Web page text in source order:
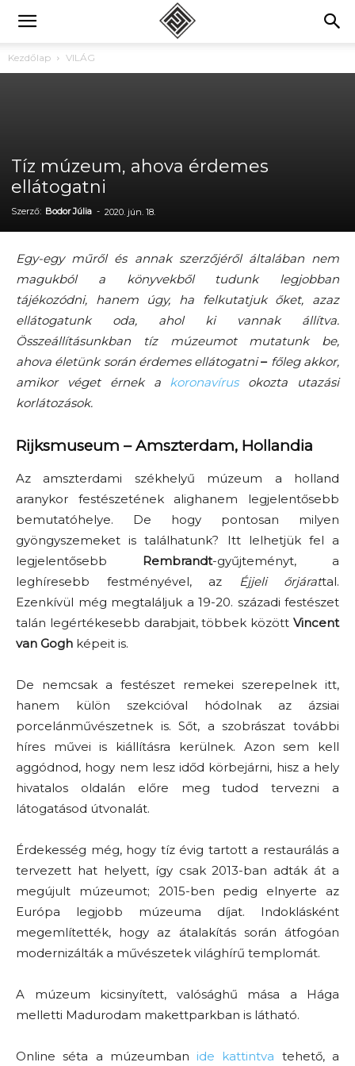
Kezdőlap VILÁG
Tíz múzeum, ahova érdemes
ellátogatni
Szerző: Bodor Júlia - 2020. jún. 18.
Egy-egy műről és annak szerzőjéről általában nem
magukból a könyvekből tudunk legjobban
tájékozódni, hanem úgy, ha felkutatjuk őket, azaz
ellátogatunk oda, ahol ki vannak állítva.
Összeállításunkban tíz múzeumot mutatunk be,
ahova életünk során érdemes ellátogatni – főleg akkor,
amikor véget érnek a koronavírusokozta utazási
korlátozások.
Rijksmuseum – Amszterdam, Hollandia
Az amszterdami székhelyű múzeum a holland
aranykor festészetének alighanem legjelentősebb
bemutatóhelye. De hogy pontosan milyen
gyöngyszemeket is találhatunk? Itt lelhetjük fel a
legjelentősebb Rembrandt-gyűjteményt, a
leghíresebb festményével, az Éjjeli őrjárattal.
Ezenkívül még megtaláljuk a 19-20. századi festészet
talán legértékesebb darabjait, többek között Vincent
van Gogh képeit is.
De nemcsak a festészet remekei szerepelnek itt,
hanem külön szekcióval hódolnak az ázsiai
porcelánművészetnek is. Sőt, a szobrászat további
híres művei is kiállításra kerülnek. Azon sem kell
aggódnod, hogy nem lesz időd körbejárni, hisz a hely
hivatalos oldalán előre meg tudod tervezni a
látogatásod útvonalát.
Érdekesség még, hogy tíz évig tartott a restaurálás a
tervezett hat helyett, így csak 2013-ban adták át a
megújult múzeumot; 2015-ben pedig elnyerte az
Európa legjobb múzeuma díjat. Indoklásként
megemlítették, hogy az átalakítás során átfogóan
modernizálták a művészetek világhírű templomát.
A múzeum kicsinyített, valósághű mása a Hága
melletti Madurodam makettparkban is látható.
Online séta a múzeumban ide kattintva tehető, a